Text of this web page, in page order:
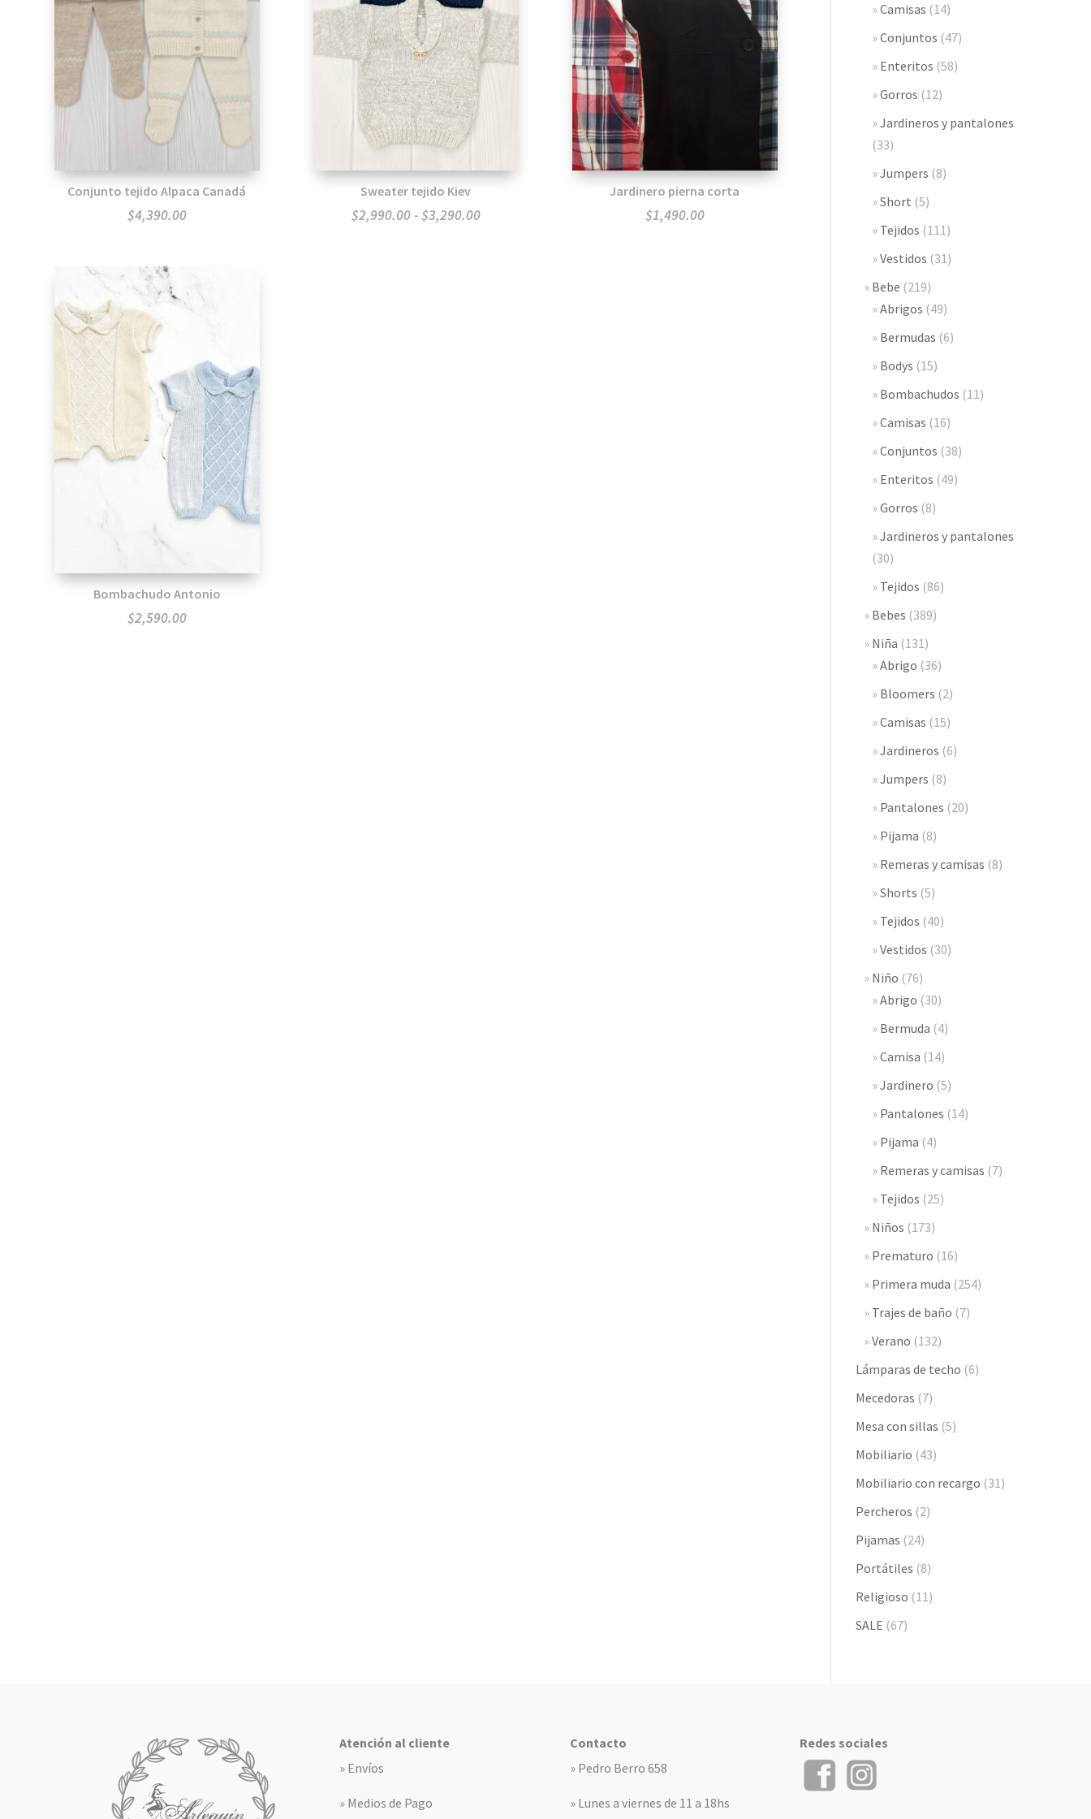
Conjunto tejido Alpaca Canadá
$4,390.00
Sweater tejido Kiev
$2,990.00-$3,290.00Rango
Jardinero pierna corta
$1,490.00
Bombachudo Antonio
$2,590.00
Camisas (14)
Conjuntos (47)
Enteritos (58)
Gorros (12)
Jardineros y pantalones
(33)
Jumpers (8)
Short (5)
Tejidos (111)
Vestidos (31)
Bebe (219)
Abrigos (49)
Bermudas (6)
Bodys (15)
Bombachudos (11)
Camisas (16)
Conjuntos (38)
Enteritos (49)
Gorros (8)
Jardineros y pantalones
(30)
Tejidos (86)
Bebes (389)
Niña (131)
Abrigo (36)
Bloomers (2)
Camisas (15)
Jardineros (6)
Jumpers (8)
Pantalones (20)
Pijama (8)
Remeras y camisas (8)
Shorts (5)
Tejidos (40)
Vestidos (30)
Niño (76)
Abrigo (30)
Bermuda (4)
Camisa (14)
Jardinero (5)
Pantalones (14)
Pijama (4)
Remeras y camisas (7)
Tejidos (25)
Niños (173)
Prematuro (16)
Primera muda (254)
Trajes de baño (7)
Verano (132)
Lámparas de techo (6)
Mecedoras (7)
Mesa con sillas (5)
Mobiliario (43)
Mobiliario con recargo (31)
Percheros (2)
Pijamas (24)
Portátiles (8)
Religioso (11)
SALE (67)
Atención al cliente
» Envíos
» Medios de Pago
Contacto
» Pedro Berro 658
» Lunes a viernes de 11 a 18hs
Redes sociales